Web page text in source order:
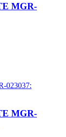
MGR-
MGR-